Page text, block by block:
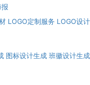
报
LOGO定制服务 LOGO设计
图标设计生成 班徽设计生成